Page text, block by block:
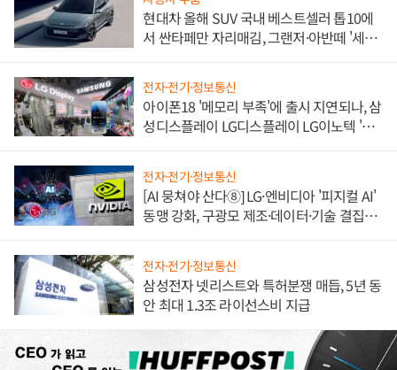
현대차 올해 SUV 국내 베스트셀러 톱10에
서 싼타페만 자리매김, 그랜저·아반떼 '세단
전자·전기·정보통신
아이폰18 '메모리 부족'에 출시 지연되나, 삼
성디스플레이 LG디스플레이 LG이노텍 '탈
전자·전기·정보통신
[AI 뭉쳐야 산다⑧] LG·엔비디아 '피지컬 AI'
동맹 강화, 구광모 제조·데이터·기술 결집
전자·전기·정보통신
삼성전자 넷리스트와 특허분쟁 매듭, 5년 동
안 최대 1.3조 라이선스비 지급